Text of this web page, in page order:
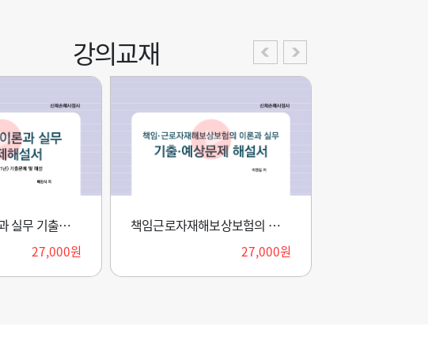
360,000원
계리모형론 모의고사(2026)
170,000원
강의교재
제3보험의 이론과 실무 기출문제 해설서(2026)
27,000원
책임근로자재해보상보험의 이론과 실무 기출예상문제 해설서(2026)
27,000원